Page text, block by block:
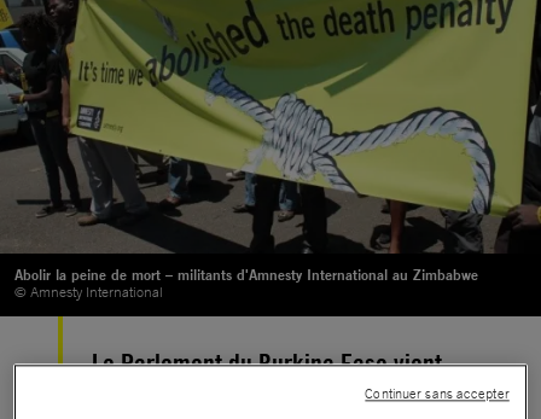
Abolir la peine de mort – militants d'Amnesty International au Zimbabwe
© Amnesty International
Le Parlement du Burkina Faso vient
d’adopter un nouveau Code pénal qui
Continuer sans accepter